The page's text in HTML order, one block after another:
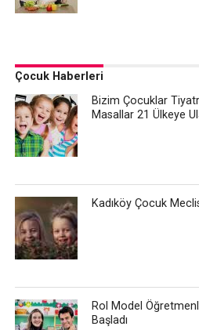
Çocuk Haberleri
Bizim Çocuklar
Masallar 21 Ülkeye
Kadıköy Çocuk
Rol Model
Başladı